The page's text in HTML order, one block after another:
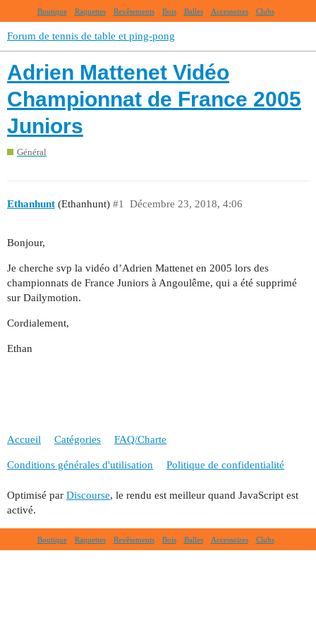
Boutique Raquettes Revêtements Bois Balles Accessoires Clubs
Forum de tennis de table et ping-pong
Adrien Mattenet Vidéo
Championnat de France 2005
Juniors
Général
Ethanhunt (Ethanhunt) Décembre 23, 2018, 4:06
#1
Bonjour,
Je cherche svp la vidéo d’Adrien Mattenet en 2005 lors des
championnats de France Juniors à Angoulême, qui a été supprimé
sur Dailymotion.
Cordialement,
Ethan
Accueil Catégories FAQ/Charte
Conditions générales d'utilisation Politique de confidentialité
Optimisé par Discourse, le rendu est meilleur quand JavaScript est
activé.
Boutique Raquettes Revêtements Bois Balles Accessoires Clubs